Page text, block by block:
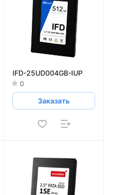
IFD-25UD004GB-IUP
0
Заказать